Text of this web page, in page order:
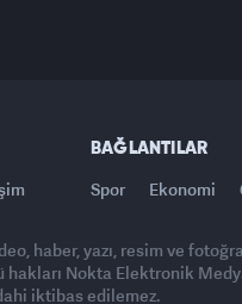
BAĞLANTILAR
Spor Ekonomi
haber, yazı, resim ve
Nokta Elektronik
iktibas edilemez.